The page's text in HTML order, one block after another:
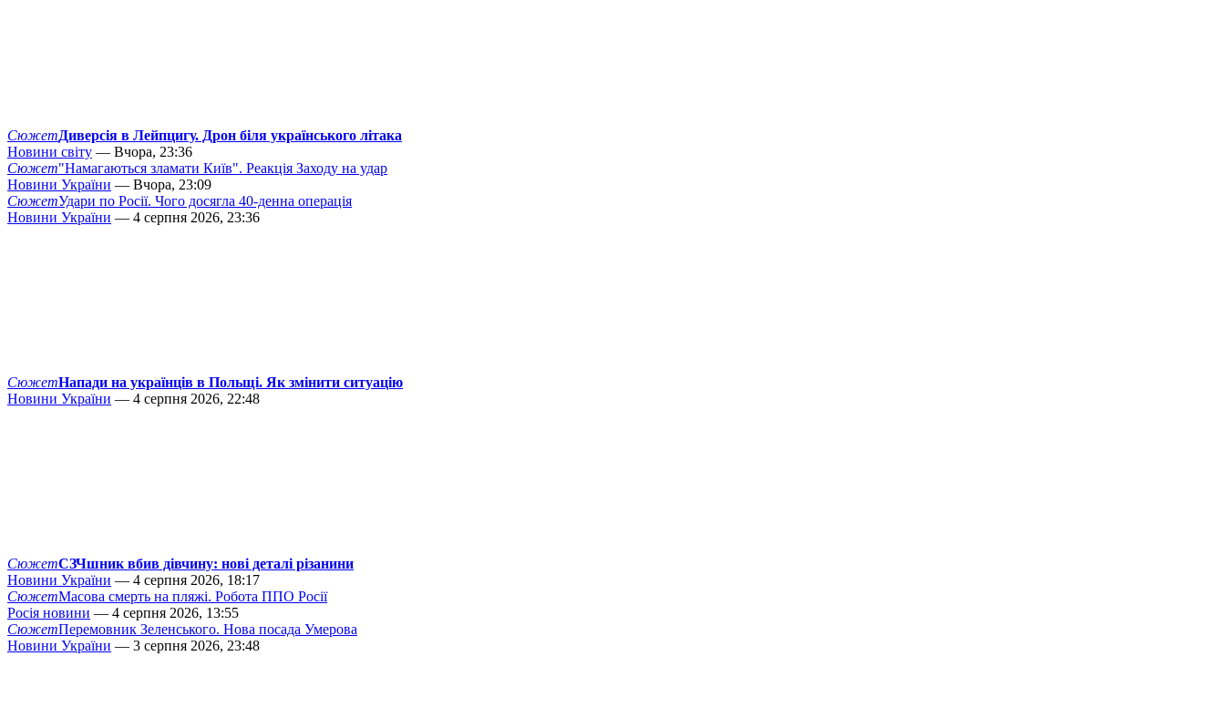
СюжетДиверсія в Лейпцигу. Дрон біля українського літака
Новини світу — Вчора, 23:36
Сюжет"Намагаються зламати Київ". Реакція Заходу на удар
Новини України — Вчора, 23:09
СюжетУдари по Росії. Чого досягла 40-денна операція
Новини України — 4 серпня 2026, 23:36
СюжетНапади на українців в Польщі. Як змінити ситуацію
Новини України — 4 серпня 2026, 22:48
СюжетСЗЧшник вбив дівчину: нові деталі різанини
Новини України — 4 серпня 2026, 18:17
СюжетМасова смерть на пляжі. Робота ППО Росії
Росія новини — 4 серпня 2026, 13:55
СюжетПеремовник Зеленського. Нова посада Умерова
Новини України — 3 серпня 2026, 23:48